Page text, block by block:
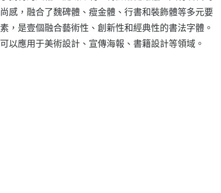
尚感，融合了魏碑體、瘦金體、行書和裝飾體等多元要
素，是壹個融合藝術性、創新性和經典性的書法字體。
可以應用于美術設計、宣傳海報、書籍設計等領域。